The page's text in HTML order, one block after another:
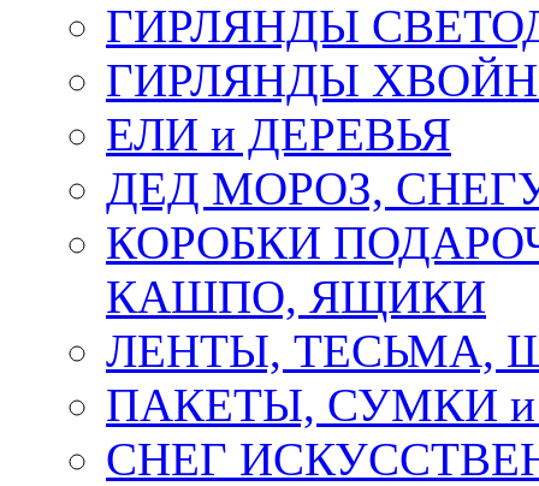
ГИРЛЯНДЫ
ГИРЛЯНДЫ
ЕЛИ и ДЕРЕВЬЯ
ДЕД МОРОЗ,
КОРОБКИ
КАШПО, ЯЩИКИ
ЛЕНТЫ, ТЕСЬМА,
ПАКЕТЫ, СУМКИ
СНЕГ